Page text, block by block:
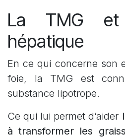
La TMG
hépatique
En ce qui concerne son
foie, la TMG est
substance lipotrope.
Ce qui lui permet d’aider
à transformer les